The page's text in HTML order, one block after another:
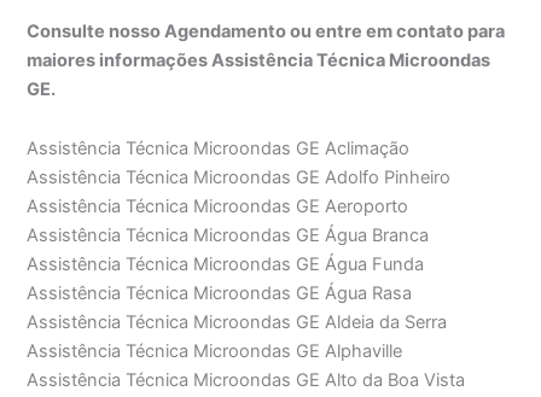
Consulte nosso Agendamento ou entre em contato para
maiores informações Assistência Técnica Microondas
GE.
Assistência Técnica Microondas GE Aclimação
Assistência Técnica Microondas GE Adolfo Pinheiro
Assistência Técnica Microondas GE Aeroporto
Assistência Técnica Microondas GE Água Branca
Assistência Técnica Microondas GE Água Funda
Assistência Técnica Microondas GE Água Rasa
Assistência Técnica Microondas GE Aldeia da Serra
Assistência Técnica Microondas GE Alphaville
Assistência Técnica Microondas GE Alto da Boa Vista